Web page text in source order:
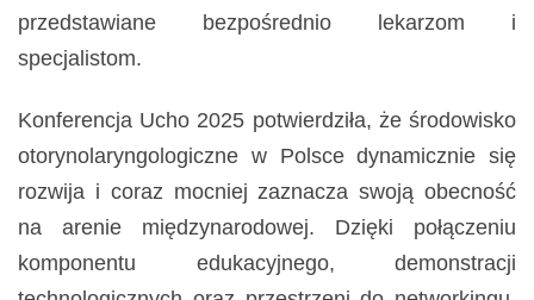
przedstawiane bezpośrednio lekarzom i
specjalistom.
Konferencja Ucho 2025 potwierdziła, że środowisko
otorynolaryngologiczne w Polsce dynamicznie się
rozwija i coraz mocniej zaznacza swoją obecność
na arenie międzynarodowej. Dzięki połączeniu
komponentu edukacyjnego, demonstracji